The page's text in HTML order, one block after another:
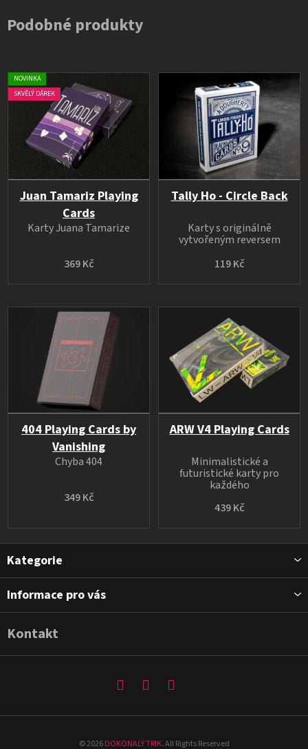
Podobné produkty
NOVINKA
SKVĚLÝ DÁREK
Juan Tamariz Playing
Cards
369 Kč
Karty Juana Tamarize
Tally Ho - Circle Back
119 Kč
Karty s originálně
vytvořeným reversem
404 Playing Cards by
Vanishing
349 Kč
Chyba 404
ARW V4 Playing Cards
439 Kč
Minimalistické a
futuristické karty pro
každého
Z
p
Kategorie
Informace pro vás
Kontakt
©2026 DOKONALÝ TRIK. All Rights Reserved